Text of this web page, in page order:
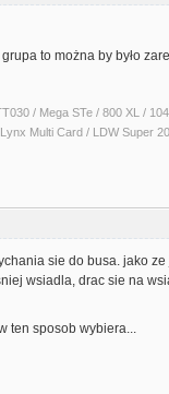
to można by było
/ Mega STe / 800 XL /
Multi Card / LDW Super
sie do busa. jako
wsiadla, drac sie na
ten sposob wybiera...